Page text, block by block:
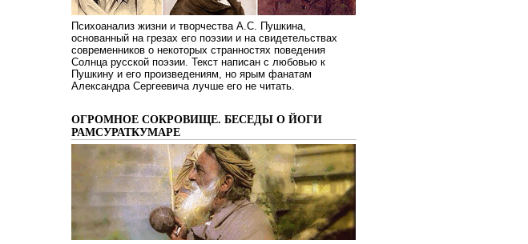
Психоанализ жизни и творчества А.С. Пушкина,
основанный на грезах его поэзии и на свидетельствах
современников о некоторых странностях поведения
Солнца русской поэзии. Текст написан с любовью к
Пушкину и его произведениям, но ярым фанатам
Александра Сергеевича лучше его не читать.
ОГРОМНОЕ СОКРОВИЩЕ. БЕСЕДЫ О ЙОГИ
РАМСУРАТКУМАРЕ